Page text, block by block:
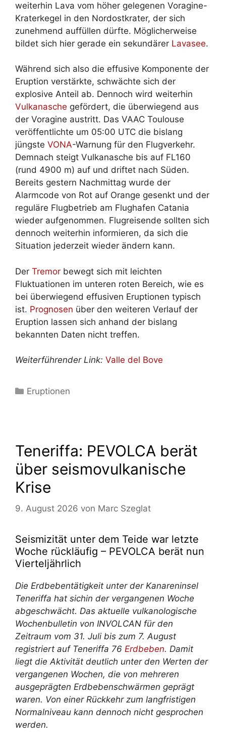
weiterhin Lava vom höher gelegenen Voragine-
Kraterkegel in den Nordostkrater, der sich
zunehmend auffüllen dürfte. Möglicherweise
bildet sich hier gerade ein sekundärer Lavasee.
Während sich also die effusive Komponente der
Eruption verstärkte, schwächte sich der
explosive Anteil ab. Dennoch wird weiterhin
Vulkanasche gefördert, die überwiegend aus
der Voragine austritt. Das VAAC Toulouse
veröffentlichte um 05:00 UTC die bislang
jüngste VONA-Warnung für den Flugverkehr.
Demnach steigt Vulkanasche bis auf FL160
(rund 4900 m) auf und driftet nach Süden.
Bereits gestern Nachmittag wurde der
Alarmcode von Rot auf Orange gesenkt und der
reguläre Flugbetrieb am Flughafen Catania
wieder aufgenommen. Flugreisende sollten sich
dennoch weiterhin informieren, da sich die
Situation jederzeit wieder ändern kann.
Der Tremor bewegt sich mit leichten
Fluktuationen im unteren roten Bereich, wie es
bei überwiegend effusiven Eruptionen typisch
ist. Prognosen über den weiteren Verlauf der
Eruption lassen sich anhand der bislang
bekannten Daten nicht treffen.
Weiterführender Link: Valle del Bove
Kategorien
Eruptionen
Teneriffa: PEVOLCA berät
über seismovulkanische
Krise
9. August 2026 von Marc Szeglat
Seismizität unter dem Teide war letzte
Woche rückläufig – PEVOLCA berät nun
Vierteljährlich
Die Erdbebentätigkeit unter der Kanareninsel
Teneriffa hat sichin der vergangenen Woche
abgeschwächt. Das aktuelle vulkanologische
Wochenbulletin von INVOLCAN für den
Zeitraum vom 31. Juli bis zum 7. August
registriert auf Teneriffa 76 Erdbeben. Damit
liegt die Aktivität deutlich unter den Werten der
vergangenen Wochen, die von mehreren
ausgeprägten Erdbebenschwärmen geprägt
waren. Von einer Rückkehr zum langfristigen
Normalniveau kann dennoch nicht gesprochen
werden.